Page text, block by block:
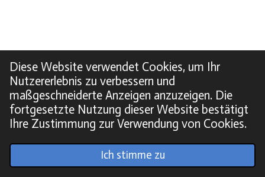
Diese Website verwendet Cookies, um Ihr
Nutzererlebnis zu verbessern und
maßgeschneiderte Anzeigen anzuzeigen. Die
fortgesetzte Nutzung dieser Website bestätigt
Ihre Zustimmung zur Verwendung von Cookies.
Ich stimme zu
© 2022 - 2026 Soundpics.de
Webador